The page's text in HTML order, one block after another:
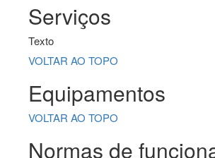
Serviços
Texto
VOLTAR AO TOPO
Equipamentos
VOLTAR AO TOPO
Normas de